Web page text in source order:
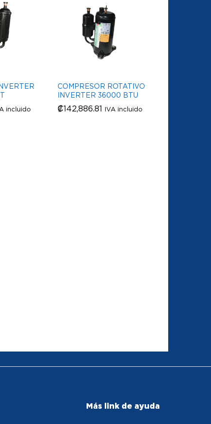
incluido
COMPRESOR ROTATIVO
INVERTER 36000 BTU
₡142,886.81 IVA incluido
₡142,886.81
Más link de ayuda